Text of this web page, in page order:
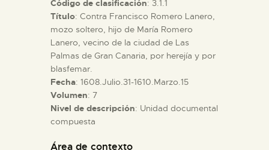
█
EL MUSEO
COLECCIONES
Código de clasificación: 3.1.1
Título: Contra Francisco Romero Lanero,
mozo soltero, hijo de María Romero
Lanero, vecino de la ciudad de Las
Palmas de Gran Canaria, por herejía y por
blasfemar.
Fecha: 1608.Julio.31-1610.Marzo.15
Volumen: 7
Nivel de descripción: Unidad documental
compuesta
Área de contexto